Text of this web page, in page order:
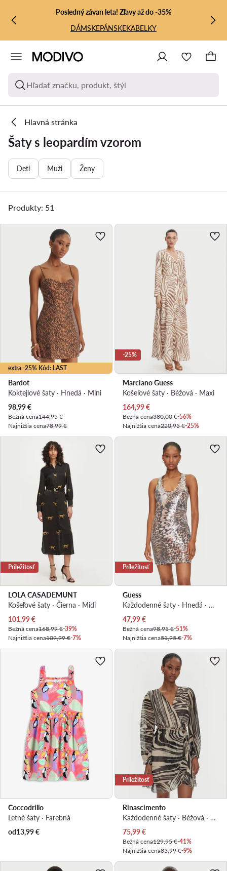
PREJSŤ NA HLAVNÝ OBSAH
PREJSŤ NA VYHĽADÁVANIE
Posledný závan leta! Zľavy až do -35%
DÁMSKEPÁNSKEKABELKY
Hľadať značku, produkt, štýl
Hlavná stránka
Šaty s leopardím vzorom
Deti Muži Ženy
Produkty: 51
extra -25% Kód: LAST
Bardot
Koktejlové šaty · Hnedá · Mini
Aktuálna cena
98,99€
Bežná cena144,95 €
Najnižšia cena78,99 €
-25%
Marciano Guess
Košeľové šaty · Béžová · Maxi
Aktuálna cena
164,99€
Bežná cena380,00 €-56%
Najnižšia cena220,95 €-25%
Príležitosť
LOLA CASADEMUNT
Košeľové šaty · Čierna · Midi
Aktuálna cena
101,99€
Bežná cena168,99 €-39%
Najnižšia cena109,99 €-7%
Príležitosť
Guess
Každodenné šaty · Hnedá · Mini
Aktuálna cena
47,99€
Bežná cena98,95 €-51%
Najnižšia cena51,95 €-7%
Coccodrillo
Letné šaty · Farebná
od13,99€
Príležitosť
Rinascimento
Každodenné šaty · Béžová · Mini, Asymetrická
Aktuálna cena
75,99€
Bežná cena129,95 €-41%
Najnižšia cena83,99 €-9%